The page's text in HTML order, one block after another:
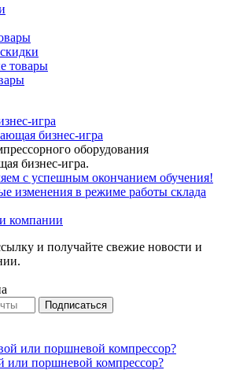
товары
бизнес-игра
оборудования
бизнес-игра.
с успешным окончанием обучения!
изменения в режиме работы склада
компании
и получайте свежие новости и
или поршневой компрессор?